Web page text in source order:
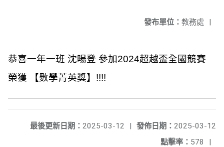
發布單位： 教務處 |
恭喜一年一班 沈暘登 參加2024超越盃全國競賽
榮獲 【數學菁英獎】!!!!
發佈日期： 2025-03-12
最後更新日期： 2025-03-12
|
點擊率： 578 |